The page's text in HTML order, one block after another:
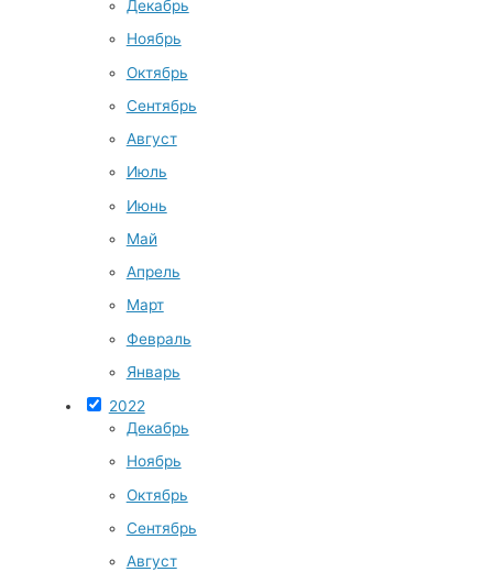
Декабрь
Ноябрь
Октябрь
Сентябрь
Август
Июль
Июнь
Май
Апрель
Март
Февраль
Январь
2022
Декабрь
Ноябрь
Октябрь
Сентябрь
Август